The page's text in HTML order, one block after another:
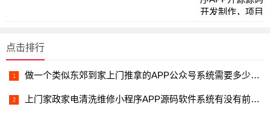
点击排行
做一个类似东郊到家上门推拿的APP公众号系统需要多少钱？
上门家政家电清洗维修小程序APP源码软件系统有没有前景？成都小